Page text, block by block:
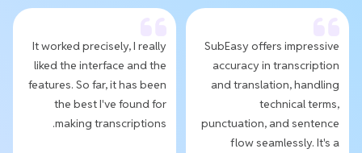
SubEasy offers impressive
accuracy in transcription
and translation, handling
technical terms,
punctuation, and sentence
flow seamlessly. It's a
It worked precisely, I really
liked the interface and the
features. So far, it has been
the best I've found for
making transcriptions.